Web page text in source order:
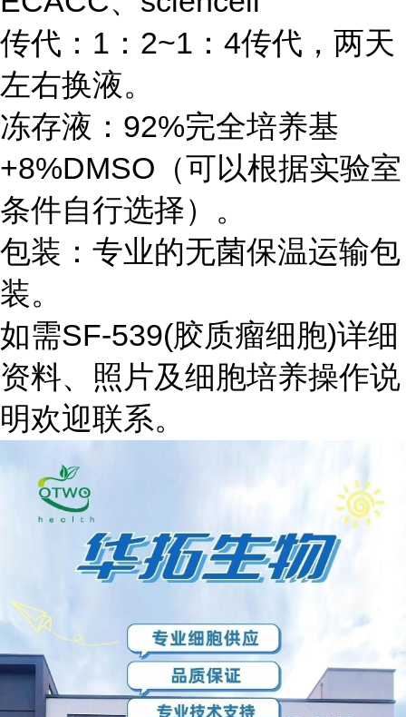
传代：1：2~1：4传代，两天
左右换液。
冻存液：92%完全培养基
+8%DMSO（可以根据实验室
条件自行选择）。
包装：专业的无菌保温运输包
装。
如需SF-539(胶质瘤细胞)详细
资料、照片及细胞培养操作说
明欢迎联系。